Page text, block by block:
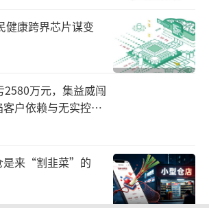
牛奶发家的大单品企业，李子园
用户群体，但受众分布并不平
，2024年华东地区贡献营收6.9
降0.58%，占总营收比例近一
地区分别贡献了总营收的16.8
华中区域收入双位数下滑，西南
微增长。显然，李子园还是偏
区域化品牌，全国化布局有待
健康跨界芯片谋变
2580万元，集益威闯
户依赖与无实控人
是来“割韭菜”的